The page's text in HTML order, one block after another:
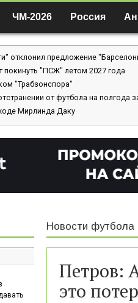
ЧМ-2026 Россия
отклонил предложение
"ПСЖ" летом 2027 года
"Трабзонспора"
от футбола на полгода
Мирлинда Даку
Новости футбола
Петров:
это